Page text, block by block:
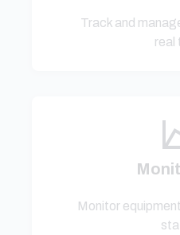
Track and
real
Monitor